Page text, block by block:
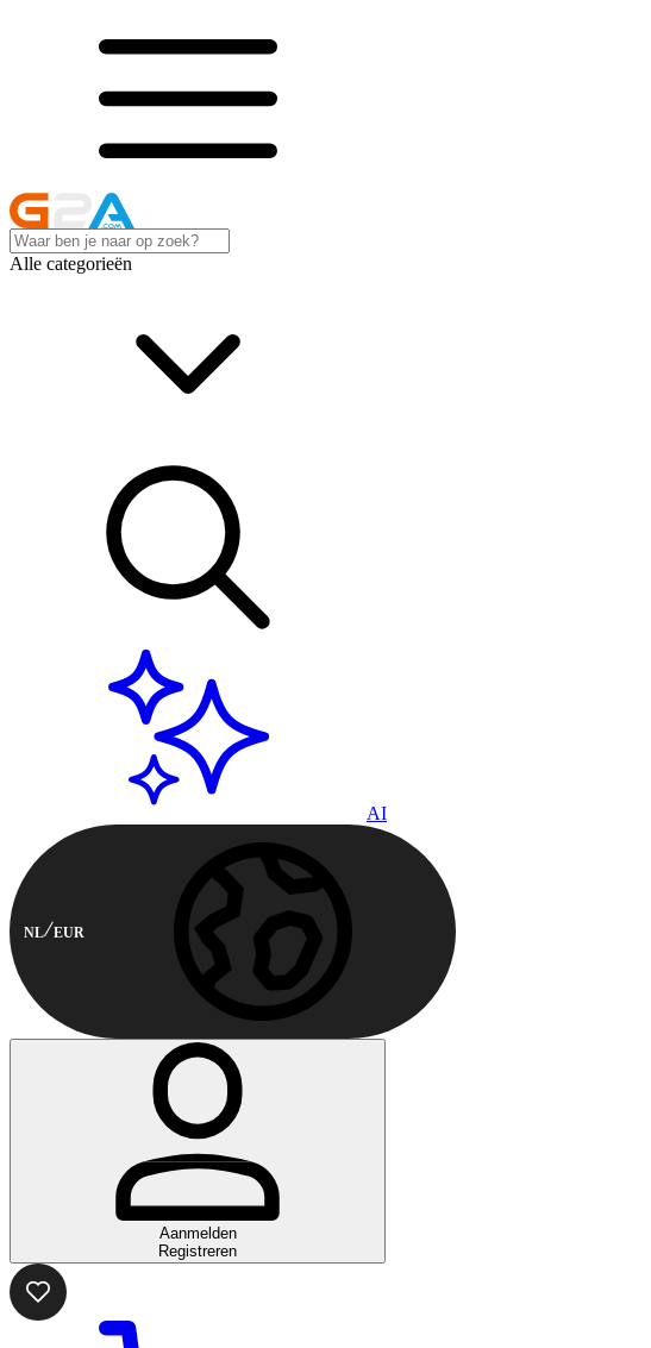
Alle categorieën
AI
NL EUR
Aanmelden
Registreren